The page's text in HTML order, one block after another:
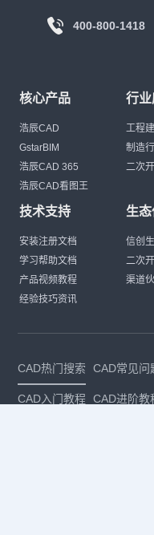
400-800-1418
核心产品
浩辰CAD
GstarBIM
浩辰CAD 365
浩辰CAD看图王
行业
工程
制造
二次
技术支持
安装注册文档
学习帮助文档
产品视频教程
经验技巧资讯
生
信创
二次
渠道
CAD热门搜索 CAD常见问
CAD入门教程 CAD进阶教